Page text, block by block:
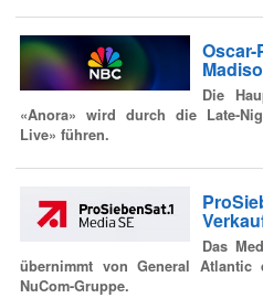
Die
«Anora» wird durch die Late-
Live» führen.
Das
übernimmt von General
NuCom-Gruppe.